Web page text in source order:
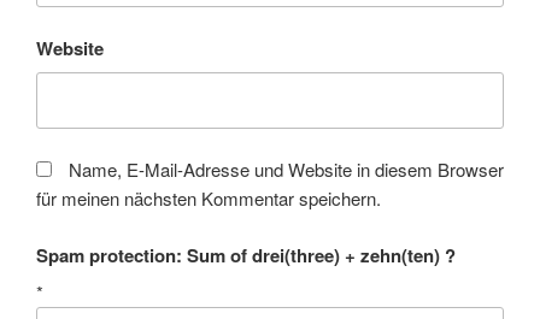
Website
Name, E-Mail-Adresse und Website in diesem Browser
für meinen nächsten Kommentar speichern.
Spam protection: Sum of drei(three) + zehn(ten) ?
*